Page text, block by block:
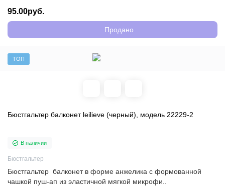
95.00руб.
Продано
ТОП
Бюстгальтер балконет leilieve (черный), модель 22229-2
В наличии
Бюстгальтер
Бюстгальтер балконет в форме анжелика с формованной
чашкой пуш-ап из эластичной мягкой микрофи..